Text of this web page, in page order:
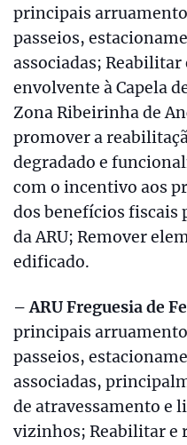
principais
passeios,
associadas;
envolvente à Capela
Zona Ribeirinha de
promover a
degradado e
com o incentivo aos
dos benefícios fiscais
da ARU; Remover
edificado.
– ARU Freguesia de
principais
passeios,
associadas,
de atravessamento e
vizinhos; Reabilitar e